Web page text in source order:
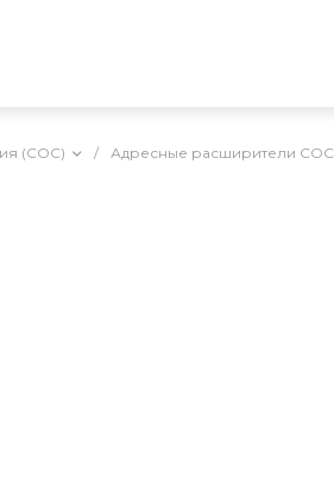
(СОС) / Адресные расширители СОС